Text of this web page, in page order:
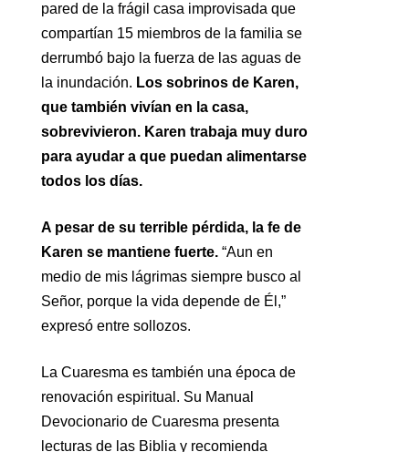
pared de la frágil casa improvisada que
compartían 15 miembros de la familia se
derrumbó bajo la fuerza de las aguas de
la inundación. Los sobrinos de Karen,
que también vivían en la casa,
sobrevivieron. Karen trabaja muy duro
para ayudar a que puedan alimentarse
todos los días.
A pesar de su terrible pérdida, la fe de
Karen se mantiene fuerte. “Aun en
medio de mis lágrimas siempre busco al
Señor, porque la vida depende de Él,”
expresó entre sollozos.
La Cuaresma es también una época de
renovación espiritual. Su Manual
Devocionario de Cuaresma presenta
lecturas de las Biblia y recomienda